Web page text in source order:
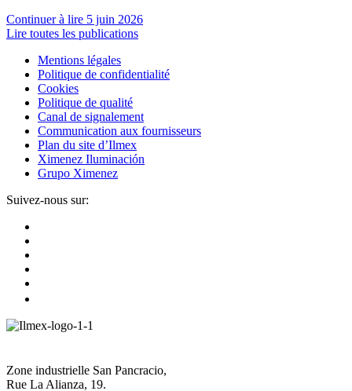
Continuer à lire 5 juin 2026
Lire toutes les publications
Mentions légales
Politique de confidentialité
Cookies
Politique de qualité
Canal de signalement
Communication aux fournisseurs
Plan du site d’Ilmex
Ximenez Iluminación
Grupo Ximenez
Suivez-nous sur:
Zone industrielle San Pancracio,
Rue La Alianza, 19.